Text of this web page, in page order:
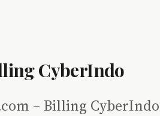
CyberIndo
– Billing CyberIndo